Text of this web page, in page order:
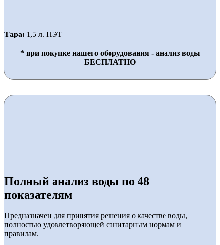
Тара: 1,5 л. ПЭТ
* при покупке нашего оборудования - анализ воды
БЕСПЛАТНО
Полный анализ воды по 48
показателям
Предназначен для принятия решения о качестве воды,
полностью удовлетворяющей санитарным нормам и
правилам.